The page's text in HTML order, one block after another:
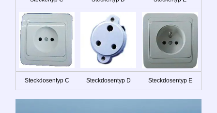
Steckdosentyp C Steckdosentyp D Steckdosentyp E